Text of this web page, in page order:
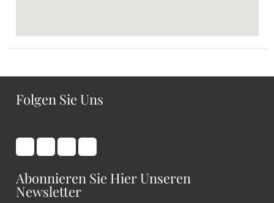
Folgen Sie Uns
Abonnieren Sie Hier Unseren
Newsletter